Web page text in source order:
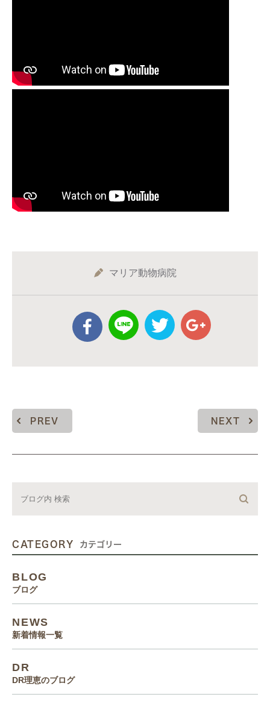
マリア動物病院
PREV NEXT
CATEGORY カテゴリー
BLOG
ブログ
NEWS
新着情報一覧
DR
DR理恵のブログ